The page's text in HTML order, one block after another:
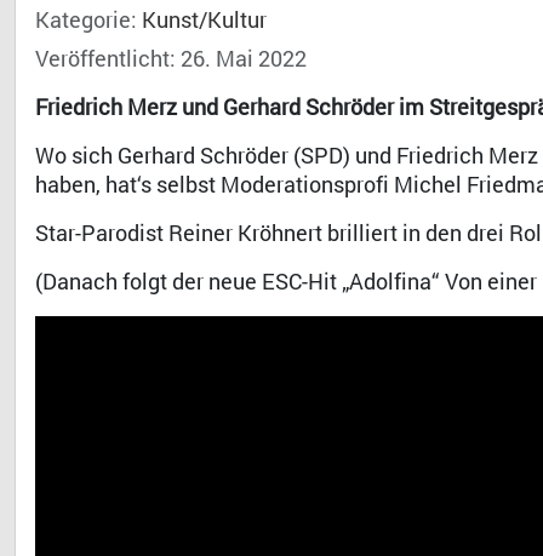
Kategorie: Kunst/Kultur
Veröffentlicht: 26. Mai 2022
Friedrich Merz und Gerhard Schröder im
Wo sich Gerhard Schröder (SPD) und Friedrich
haben, hat‘s selbst Moderationsprofi Michel
Star-Parodist Reiner Kröhnert brilliert in den drei
(Danach folgt der neue ESC-Hit „Adolfina“ Von